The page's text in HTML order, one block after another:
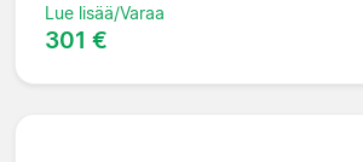
Lue lisää/Varaa
301 €